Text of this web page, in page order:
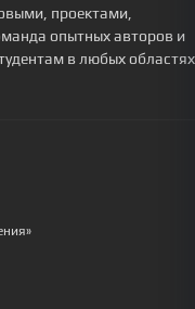
проектами,
опытных авторов и
в любых областях